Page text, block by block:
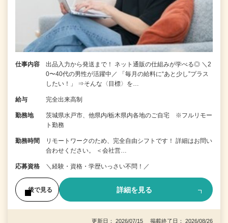
仕事内容
出品入力から発送まで！ ネット通販の仕組みが学べる◎ ＼2
0〜40代の男性が活躍中／ 「毎月の給料に“あと少し”プラス
したい！」 ⇒そんな〈目標〉を…
給与 完全出来高制
勤務地
茨城県水戸市、他県内/栃木県内各地のご自宅 ※フルリモー
ト勤務
勤務時間
リモートワークのため、完全自由シフトです！ 詳細はお問い
合わせください。 ＜会社営…
応募資格 ＼経験・資格・学歴いっさい不問！／
後で見る 詳細を見る
更新日： 2026/07/15 掲載終了日： 2026/08/26